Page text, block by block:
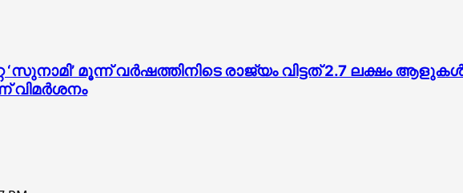
‘സുനാമി’ മൂന്ന് വർഷത്തിനിടെ രാജ്യം വിട്ടത് 2.7 ലക്ഷം
വിമർശനം